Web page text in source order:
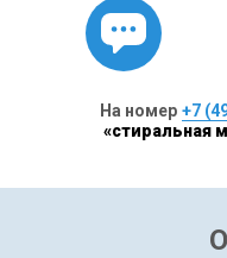
На номер +7
«стиральная